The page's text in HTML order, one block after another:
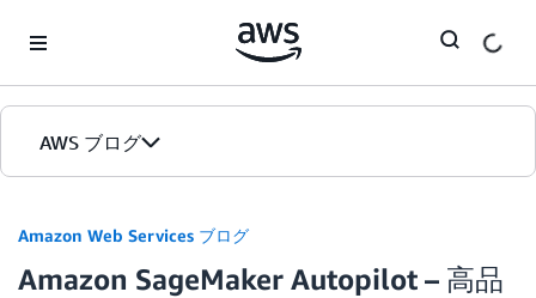
AWS ブログ
カテゴリ
Amazon Web Services ブログ
Amazon SageMaker Autopilot – 高品